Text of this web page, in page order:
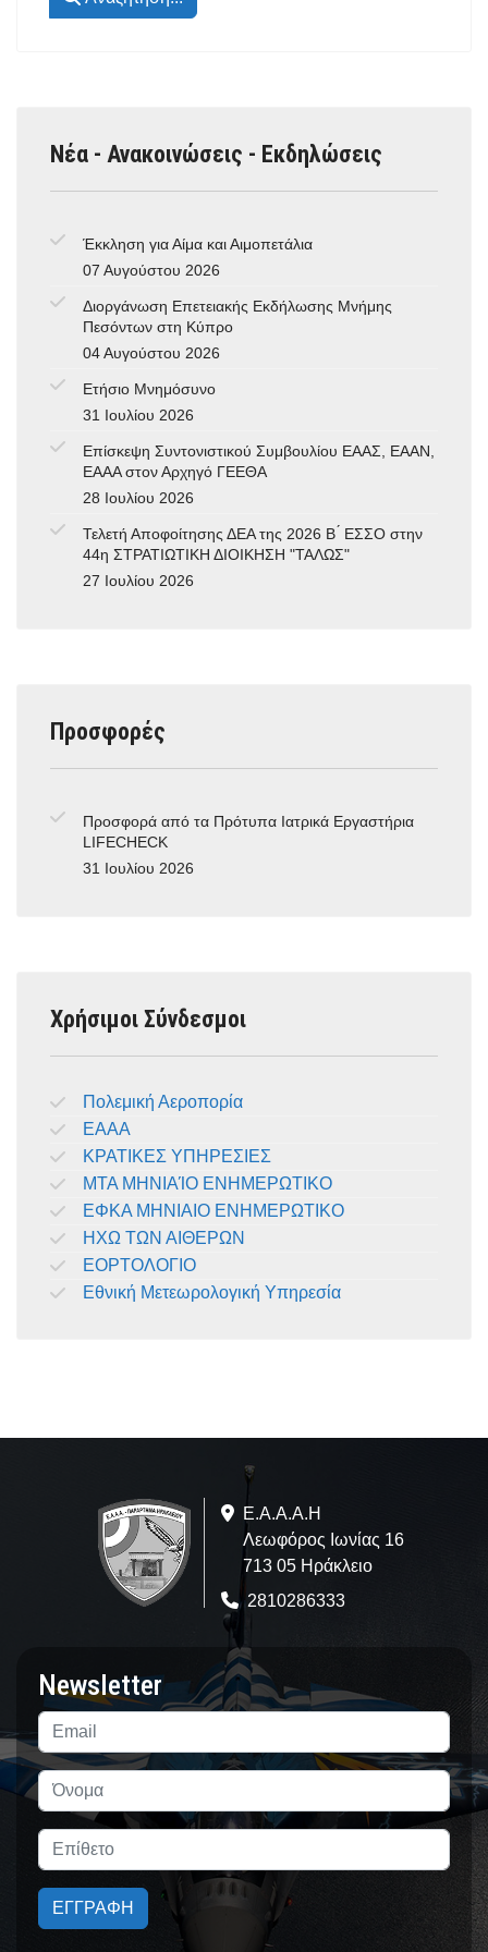
Νέα - Ανακοινώσεις - Εκδηλώσεις
Έκκληση για Αίμα και Αιμοπετάλια
07 Αυγούστου 2026
Διοργάνωση Επετειακής Εκδήλωσης Μνήμης
Πεσόντων στη Κύπρο
04 Αυγούστου 2026
Ετήσιο Μνημόσυνο
31 Ιουλίου 2026
Επίσκεψη Συντονιστικού Συμβουλίου ΕΑΑΣ, ΕΑΑΝ,
ΕΑΑΑ στον Αρχηγό ΓΕΕΘΑ
28 Ιουλίου 2026
Τελετή Αποφοίτησης ΔΕΑ της 2026 Β ́ ΕΣΣΟ στην
44η ΣΤΡΑΤΙΩΤΙΚΗ ΔΙΟΙΚΗΣΗ "ΤΑΛΩΣ"
27 Ιουλίου 2026
Προσφορές
Προσφορά από τα Πρότυπα Ιατρικά Εργαστήρια
LIFECHECK
31 Ιουλίου 2026
Χρήσιμοι Σύνδεσμοι
Πολεμική Αεροπορία
ΕΑΑΑ
ΚΡΑΤΙΚΕΣ ΥΠΗΡΕΣΙΕΣ
ΜΤΑ ΜΗΝΙΑΊΟ ΕΝΗΜΕΡΩΤΙΚΟ
ΕΦΚΑ ΜΗΝΙΑΙΟ ΕΝΗΜΕΡΩΤΙΚΟ
ΗΧΩ ΤΩΝ ΑΙΘΕΡΩΝ
ΕΟΡΤΟΛΟΓΙΟ
Εθνική Μετεωρολογική Υπηρεσία
Ε.A.Α.Α.Η
Λεωφόρος Ιωνίας 16
713 05 Ηράκλειο
2810286333
Newsletter
ΕΓΓΡΑΦΗ